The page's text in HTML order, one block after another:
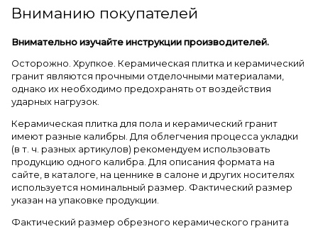
Вниманию покупателей
Внимательно изучайте инструкции производителей.
Осторожно. Хрупкое. Керамическая плитка и керамический
гранит являются прочными отделочными материалами,
однако их необходимо предохранять от воздействия
ударных нагрузок.
Керамическая плитка для пола и керамический гранит
имеют разные калибры. Для облегчения процесса укладки
(в т. ч. разных артикулов) рекомендуем использовать
продукцию одного калибра. Для описания формата на
сайте, в каталоге, на ценнике в салоне и других носителях
используется номинальный размер. Фактический размер
указан на упаковке продукции.
Фактический размер обрезного керамического гранита